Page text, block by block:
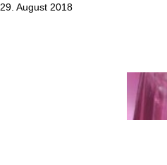
29. August 2018